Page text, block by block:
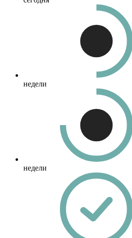
недели
недели